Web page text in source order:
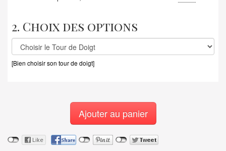
2. Choix des options
[Bien choisir son tour de doigt]
Ajouter au panier